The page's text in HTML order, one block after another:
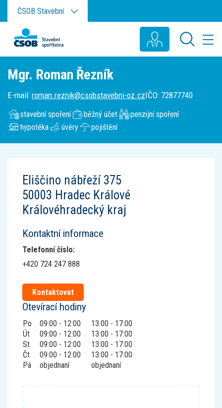
Přeskočit na hlavní obsah
ČSOB Stavební
Mgr. Roman Řezník
E-mail: roman.reznik@csobstavebni-oz.czIČO: 72877740
stavební spoření běžný účet
penzijní spoření
hypotéka
úvěry pojištění
Eliščino nábřeží 375
50003 Hradec Králové
Královéhradecký kraj
Kontaktní informace
Telefonní číslo:
+420 724 247 888
Kontaktovat
Otevírací hodiny
Po 09:00 - 12:00 13:00 - 17:00
Út
09:00 - 12:00 13:00 - 17:00
St
09:00 - 12:00 13:00 - 17:00
Čt
09:00 - 12:00 13:00 - 17:00
Pá
objednaní objednaní